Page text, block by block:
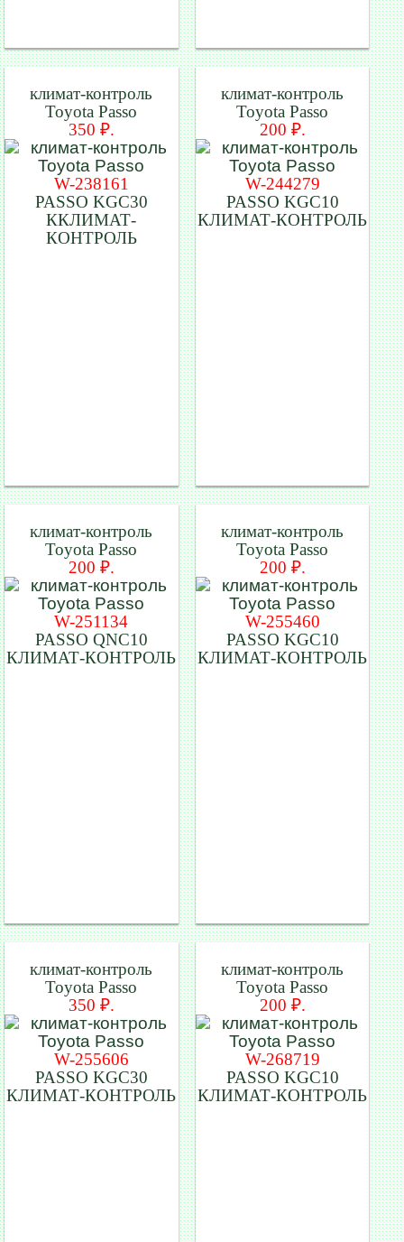
климат-контроль
Toyota Passo
350 ₽.
W-238161
PASSO KGC30
ККЛИМАТ-
КОНТРОЛЬ
климат-контроль
Toyota Passo
200 ₽.
W-244279
PASSO KGC10
КЛИМАТ-КОНТРОЛЬ
климат-контроль
Toyota Passo
200 ₽.
W-251134
PASSO QNC10
КЛИМАТ-КОНТРОЛЬ
климат-контроль
Toyota Passo
200 ₽.
W-255460
PASSO KGC10
КЛИМАТ-КОНТРОЛЬ
климат-контроль
Toyota Passo
350 ₽.
W-255606
PASSO KGC30
КЛИМАТ-КОНТРОЛЬ
климат-контроль
Toyota Passo
200 ₽.
W-268719
PASSO KGC10
КЛИМАТ-КОНТРОЛЬ